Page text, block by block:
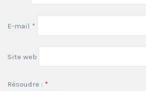
E-mail *
Site web
Résoudre : *